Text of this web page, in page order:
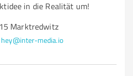
in die Realität um!
Marktredwitz
hey@inter-media.io